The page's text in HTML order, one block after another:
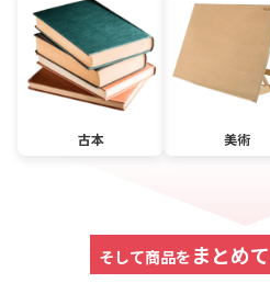
古本 美術
そして商品を まとめて